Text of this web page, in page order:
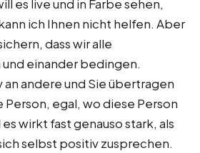
es live und in Farbe sehen,
ich Ihnen nicht helfen. Aber
dass wir alle
einander bedingen.
andere und Sie übertragen
Person, egal, wo diese Person
wirkt fast genauso stark, als
selbst positiv zusprechen.